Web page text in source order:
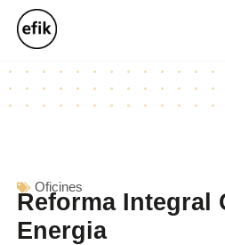
Oficines
Reforma Integral
Energia